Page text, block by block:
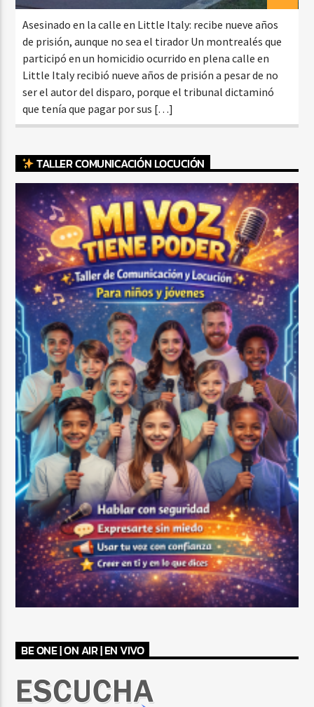
Asesinado en la calle en Little Italy: recibe nueve años
de prisión, aunque no sea el tirador Un montrealés que
participó en un homicidio ocurrido en plena calle en
Little Italy recibió nueve años de prisión a pesar de no
ser el autor del disparo, porque el tribunal dictaminó
que tenía que pagar por sus […]
TALLER COMUNICACIÓN LOCUCIÓN
BE ONE | ON AIR | EN VIVO